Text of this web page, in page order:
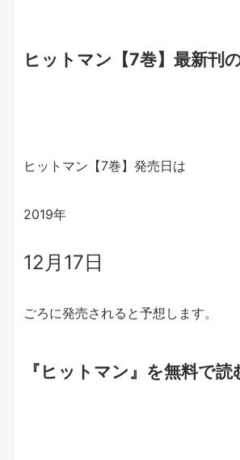
ヒットマン【7巻】最新刊
ヒットマン【7巻】発売日は
2019年
12月17日
ごろに発売されると予想します。
『ヒットマン』を無料で読